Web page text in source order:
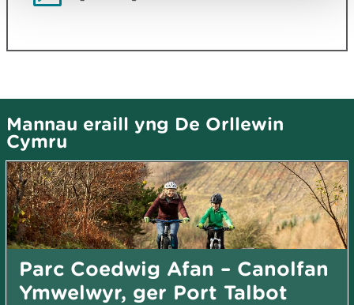
Mannau eraill yng De Orllewin
Cymru
Parc Coedwig Afan – Canolfan
Ymwelwyr, ger Port Talbot